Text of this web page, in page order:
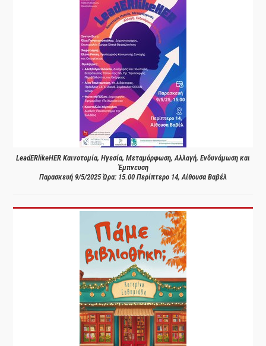
LeadERlikeHER Καινοτομία, Ηγεσία, Μεταμόρφωση, Αλλαγή, Ενδυνάμωση και
Έμπνευση
Παρασκευή 9/5/2025 Ώρα: 15.00 Περίπτερο 14, Αίθουσα Βαβέλ